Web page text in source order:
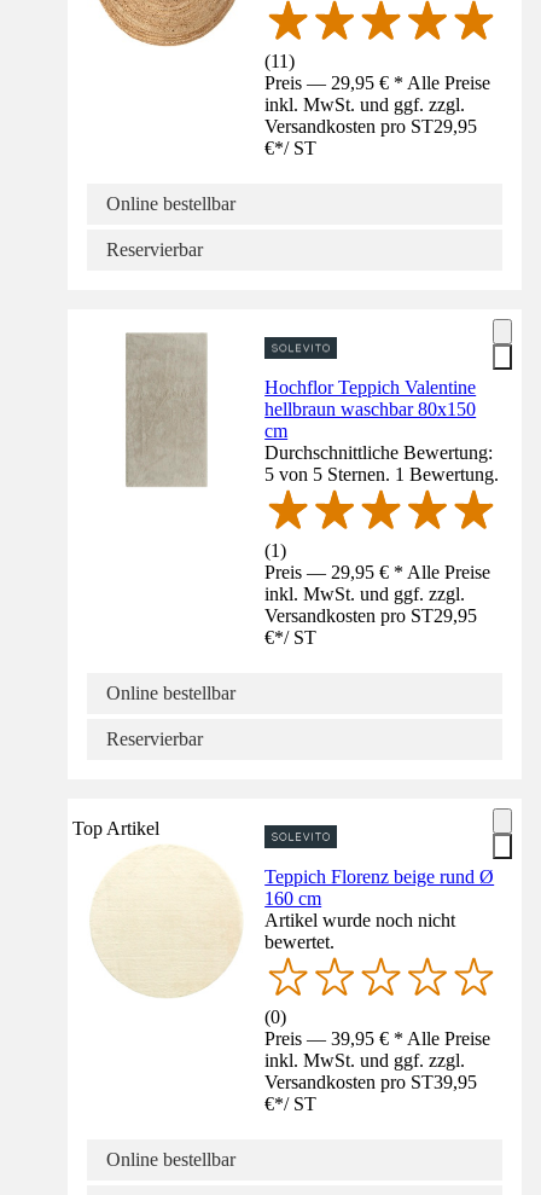
(11)
Preis — 29,95 € * Alle Preise
inkl. MwSt. und ggf. zzgl.
Versandkosten pro ST29,95
€*/ ST
Online bestellbar
Reservierbar
Hochflor Teppich Valentine
hellbraun waschbar 80x150
cm
Durchschnittliche Bewertung:
5 von 5 Sternen. 1 Bewertung.
(1)
Preis — 29,95 € * Alle Preise
inkl. MwSt. und ggf. zzgl.
Versandkosten pro ST29,95
€*/ ST
Online bestellbar
Reservierbar
Top Artikel
Teppich Florenz beige rund Ø
160 cm
Artikel wurde noch nicht
bewertet.
(0)
Preis — 39,95 € * Alle Preise
inkl. MwSt. und ggf. zzgl.
Versandkosten pro ST39,95
€*/ ST
Online bestellbar